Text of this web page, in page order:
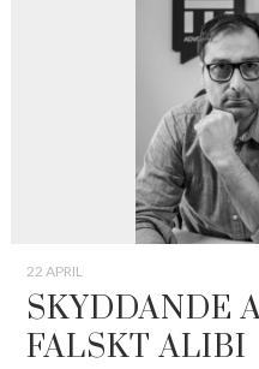
22 APRIL
SKYDDANDE
FALSKT ALIBI